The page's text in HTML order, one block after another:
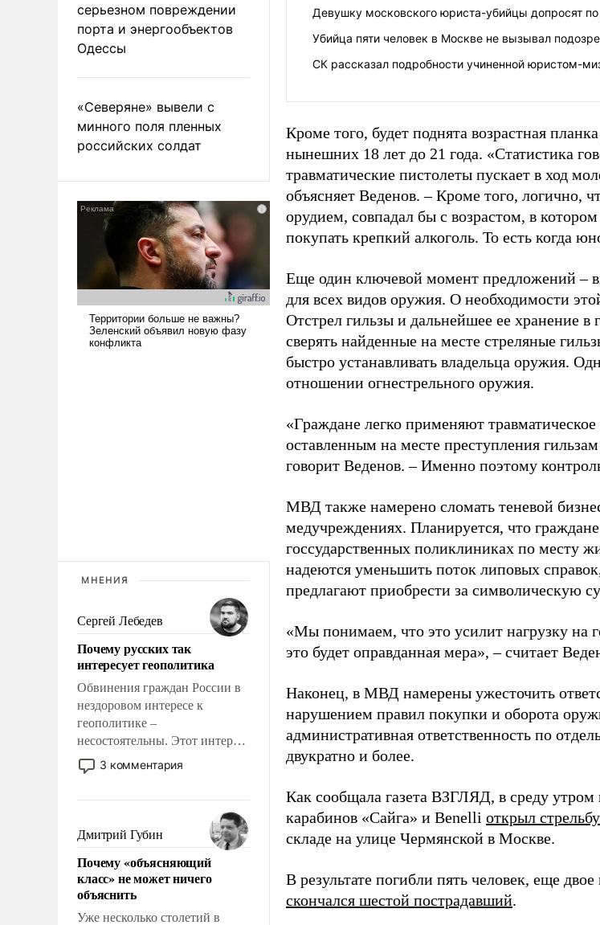
серьезном повреждении
порта и энергообъектов
Одессы
«Северяне» вывели с
минного поля пленных
российских солдат
МНЕНИЯ
Сергей Лебедев
Почему русских так
интересует геополитика
Обвинения граждан России в
нездоровом интересе к
геополитике –
несостоятельны. Этот интерес
рационален и прагматичен. Он
обусловлен тысячелетним
фундаментальным знанием,
что мировая политика имеет
свойство заявляться на порог
нашего дома.
3 комментария
Дмитрий Губин
Почему «объясняющий
класс» не может ничего
объяснить
Уже несколько столетий в
Девушку московского юриста-убийцы допросят
Убийца пяти человек в Москве не вызывал
СК рассказал подробности учиненной юристом-
Кроме того, будет поднята возрастная
нынешних 18 лет до 21 года. «Статистика
травматические пистолеты пускает в ход
объясняет Веденов. – Кроме того, логично,
орудием, совпадал бы с возрастом, в
покупать крепкий алкоголь. То есть когда
Еще один ключевой момент предложений –
для всех видов оружия. О необходимости
Отстрел гильзы и дальнейшее ее хранение
сверять найденные на месте стреляные
быстро устанавливать владельца оружия.
отношении огнестрельного оружия.
«Граждане легко применяют
оставленным на месте преступления
говорит Веденов. – Именно поэтому
МВД также намерено сломать теневой
медучреждениях. Планируется, что
госсударственных поликлиниках по месту
надеются уменьшить поток липовых
предлагают приобрести за символическую
«Мы понимаем, что это усилит нагрузку на
это будет оправданная мера», – считает
Наконец, в МВД намерены ужесточить
нарушением правил покупки и оборота
административная ответственность по
двукратно и более.
Как сообщала газета ВЗГЛЯД, в среду утром
карабинов «Сайга» и Benelli открыл стрельбу
складе на улице Чермянской в Москве.
В результате погибли пять человек, еще
скончался шестой пострадавший.